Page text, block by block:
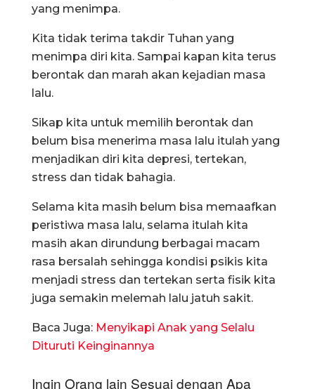
yang menimpa.
Kita tidak terima takdir Tuhan yang
menimpa diri kita. Sampai kapan kita terus
berontak dan marah akan kejadian masa
lalu.
Sikap kita untuk memilih berontak dan
belum bisa menerima masa lalu itulah yang
menjadikan diri kita depresi, tertekan,
stress dan tidak bahagia.
Selama kita masih belum bisa memaafkan
peristiwa masa lalu, selama itulah kita
masih akan dirundung berbagai macam
rasa bersalah sehingga kondisi psikis kita
menjadi stress dan tertekan serta fisik kita
juga semakin melemah lalu jatuh sakit.
Baca Juga: Menyikapi Anak yang Selalu
Dituruti Keinginannya
Ingin Orang lain Sesuai dengan Apa